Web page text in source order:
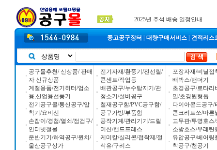
2025년 추석 배송 일정안내
중고공구장터 대량구매서비스 견적리스
공구몰추천/ 신상품/ 판매
자 신규상품
계절용품/전기히터/업소
용,산업용선풍기
전기공구몰/통신공구/압
착기/요비선
손잡이/경첩/열쇠/점검구/
인터넷철물
운반기기/하역공구/윈치/
울산공구상가
전기자재/환풍기/전선릴/
콘센트/작업등
배관공구/누수탐지기/관
청소기/설비공구
철재공구함/PVC공구함/
공구가방/부품함
공작기계/관리기기/드릴
머신/핸드프레스
케미칼/실리콘/접착제/절
삭유/구리스
포장자재/비닐접
배박스/밴더기
초경공구/로타리
밀/초경원형톱
다이아몬드공구/
콘크리트쏘/마른
고무판/투명호스
소방호스/우레탄
유압공구/베어링
착공구/천공기